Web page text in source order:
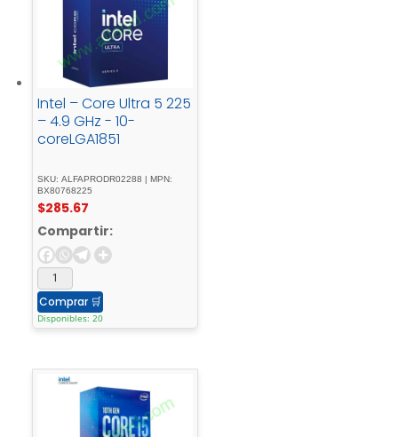
Intel – Core Ultra 5 225
– 4.9 GHz - 10-
coreLGA1851
SKU: ALFAPRODR02288 | MPN:
BX80768225
$285.67
Compartir:
Comprar 🛒
Disponibles: 20